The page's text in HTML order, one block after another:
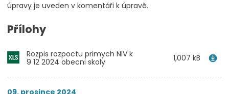
úpravy je uveden v komentáři k úpravě.
Přílohy
Rozpis rozpoctu primych NIV k
9 12 2024 obecni skoly
1,007 kB